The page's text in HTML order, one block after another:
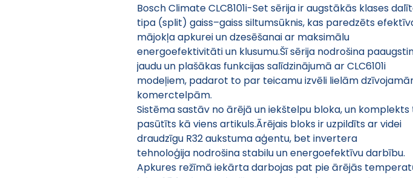
Bosch Climate CLC8101i-Set sērija ir augstākās klases
tipa (split) gaiss–gaiss siltumsūknis, kas paredzēts
mājokļa apkurei un dzesēšanai ar maksimālu
energoefektivitāti un klusumu.Šī sērija nodrošina
jaudu un plašākas funkcijas salīdzinājumā ar CLC6101i
modeļiem, padarot to par teicamu izvēli lielām
komerctelpām.
Sistēma sastāv no ārējā un iekštelpu bloka, un komplekts
pasūtīts kā viens artikuls.Ārējais bloks ir uzpildīts ar videi
draudzīgu R32 aukstuma aģentu, bet invertera
tehnoloģija nodrošina stabilu un energoefektīvu darbību.
Apkures režīmā iekārta darbojas pat pie ārējās